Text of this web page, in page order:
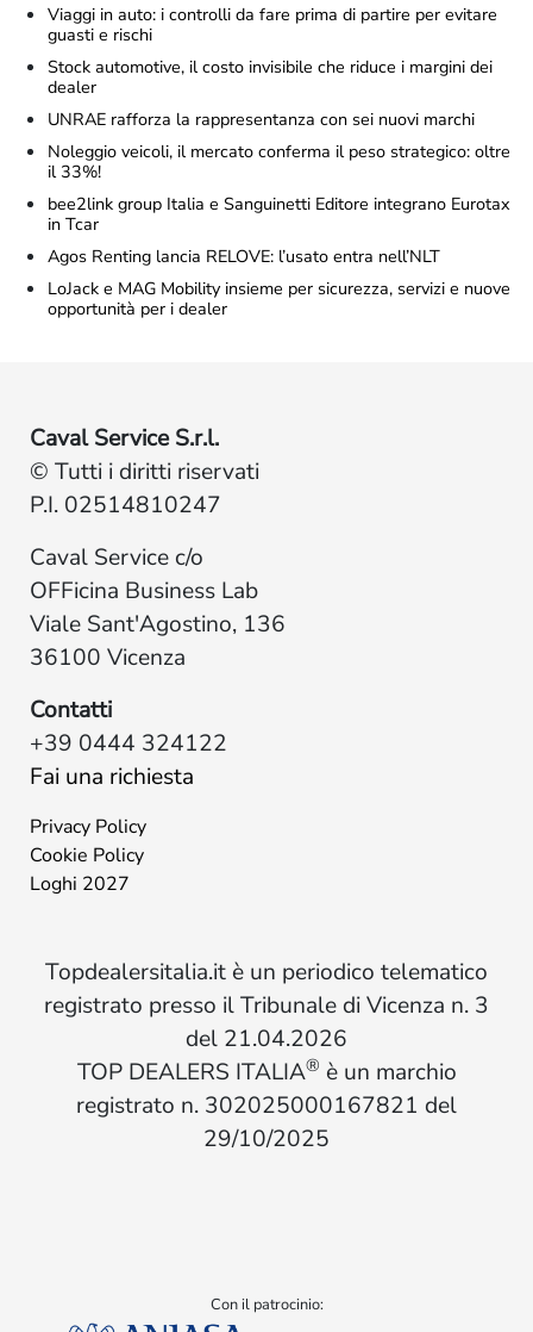
Viaggi in auto: i controlli da fare prima di partire per evitare
guasti e rischi
Stock automotive, il costo invisibile che riduce i margini dei
dealer
UNRAE rafforza la rappresentanza con sei nuovi marchi
Noleggio veicoli, il mercato conferma il peso strategico: oltre
il 33%!
bee2link group Italia e Sanguinetti Editore integrano Eurotax
in Tcar
Agos Renting lancia RELOVE: l’usato entra nell’NLT
LoJack e MAG Mobility insieme per sicurezza, servizi e nuove
opportunità per i dealer
Caval Service S.r.l.
© Tutti i diritti riservati
P.I. 02514810247
Caval Service c/o
OFFicina Business Lab
Viale Sant'Agostino, 136
36100 Vicenza
Contatti
+39 0444 324122
Fai una richiesta
Privacy Policy
Cookie Policy
Loghi 2027
Topdealersitalia.it è un periodico telematico
registrato presso il Tribunale di Vicenza n. 3
del 21.04.2026
TOP DEALERS ITALIA® è un marchio
registrato n. 302025000167821 del
29/10/2025
Con il patrocinio: